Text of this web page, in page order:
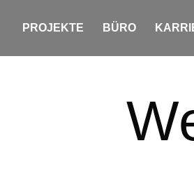
PROJEKTE BÜRO